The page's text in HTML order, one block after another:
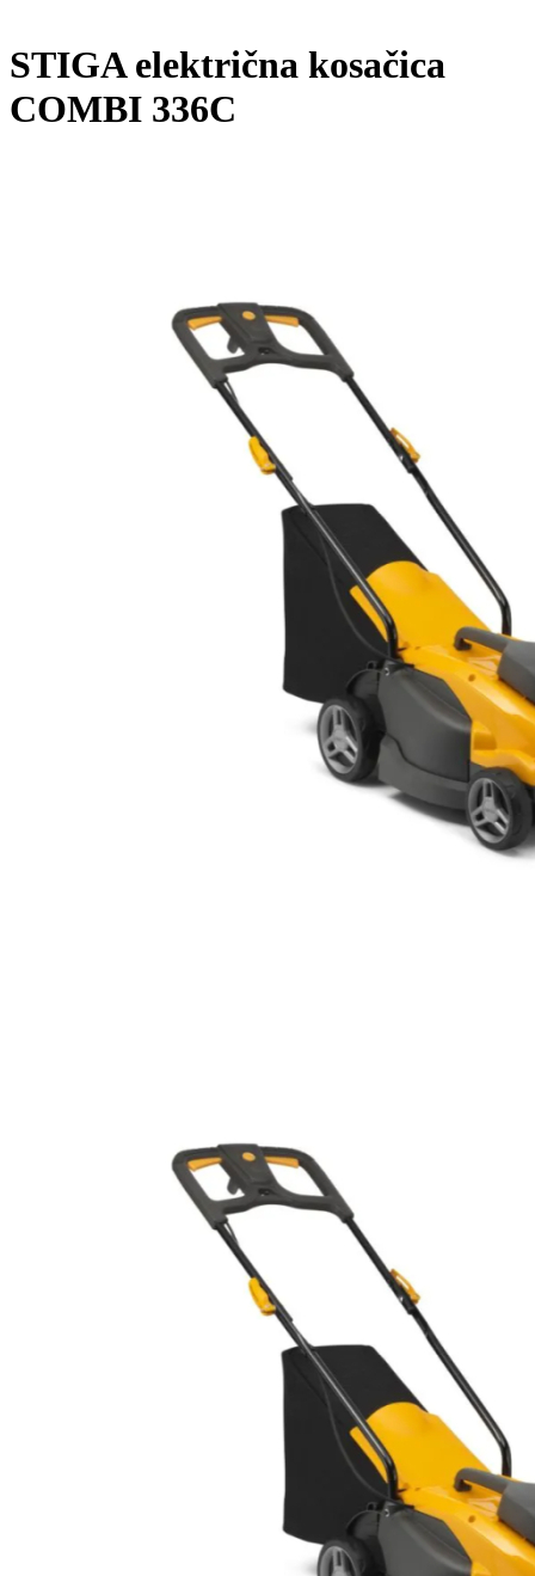
STIGA električna kosačica
COMBI 336C